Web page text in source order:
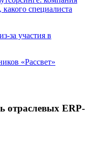
какого специалиста
за участия в
«Рассвет»
отраслевых ERP-